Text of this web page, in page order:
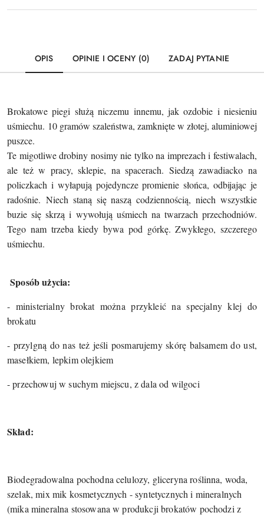
OPIS OPINIE I OCENY (0) ZADAJ PYTANIE
Brokatowe piegi służą niczemu innemu, jak ozdobie i niesieniu
uśmiechu. 10 gramów szaleństwa, zamknięte w złotej, aluminiowej
puszce.
Te migotliwedrobiny nosimy nie tylko na imprezach i festiwalach,
ale też w pracy, sklepie, naspacerach. Siedzą zawadiacko na
policzkach i wyłapują pojedyncze promieniesłońca, odbijając je
radośnie. Niech staną się naszą codziennością, niech wszystkie
buzie się skrzą i wywołują uśmiech na twarzach przechodniów.
Tego nam trzeba kiedy bywa pod górkę.Zwykłego, szczerego
uśmiechu.
Sposób użycia:
- ministerialny brokat można przykleić na specjalny klej do
brokatu
- przylgną donas też jeśli posmarujemy skórę balsamem do ust,
masełkiem, lepkim olejkiem
-przechowuj w suchym miejscu, z dala od wilgoci
Skład:
Biodegradowalna pochodna celulozy, gliceryna roślinna, woda,
szelak, mix mik kosmetycznych - syntetycznych i mineralnych
(mika mineralna stosowana w produkcji brokatów pochodzi z